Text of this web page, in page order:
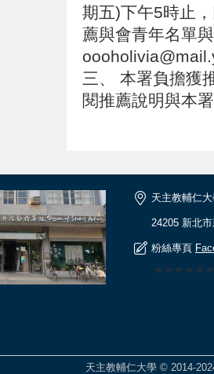
期五)下午5時止
薦與會青年名單
三、 本署負擔獲
閱推薦說明與本
天主教輔仁
24205 新北
粉絲專頁
天主教輔仁大學 © 2014-